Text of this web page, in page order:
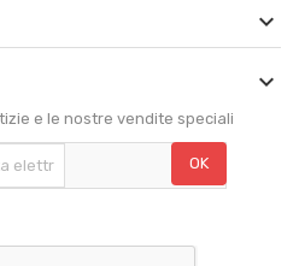


e le nostre vendite speciali